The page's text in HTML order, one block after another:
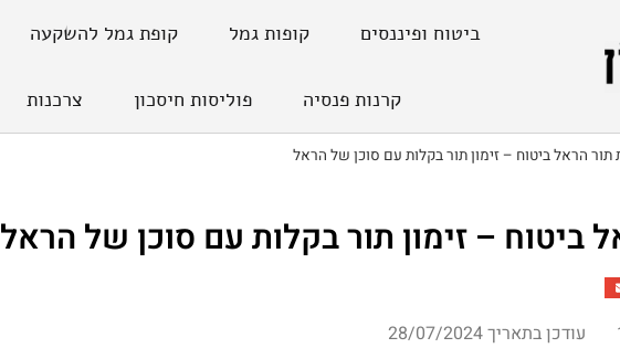
ביטוח ופיננסים קופות גמל קופת גמל להשקעה
קרנות פנסיה פוליסות חיסכון צרכנות
תור הראל ביטוח – זימון תור בקלות עם סוכן של הראל
ביטוח – זימון תור בקלות עם סוכן של הראל
עודכן בתאריך 28/07/2024